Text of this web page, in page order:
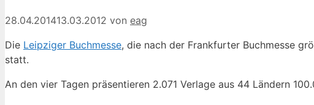
28.04.201413.03.2012 von eag
Die Leipziger Buchmesse, die nach der Frankfurter Buchmesse
statt.
An den vier Tagen präsentieren 2.071 Verlage aus 44 Ländern